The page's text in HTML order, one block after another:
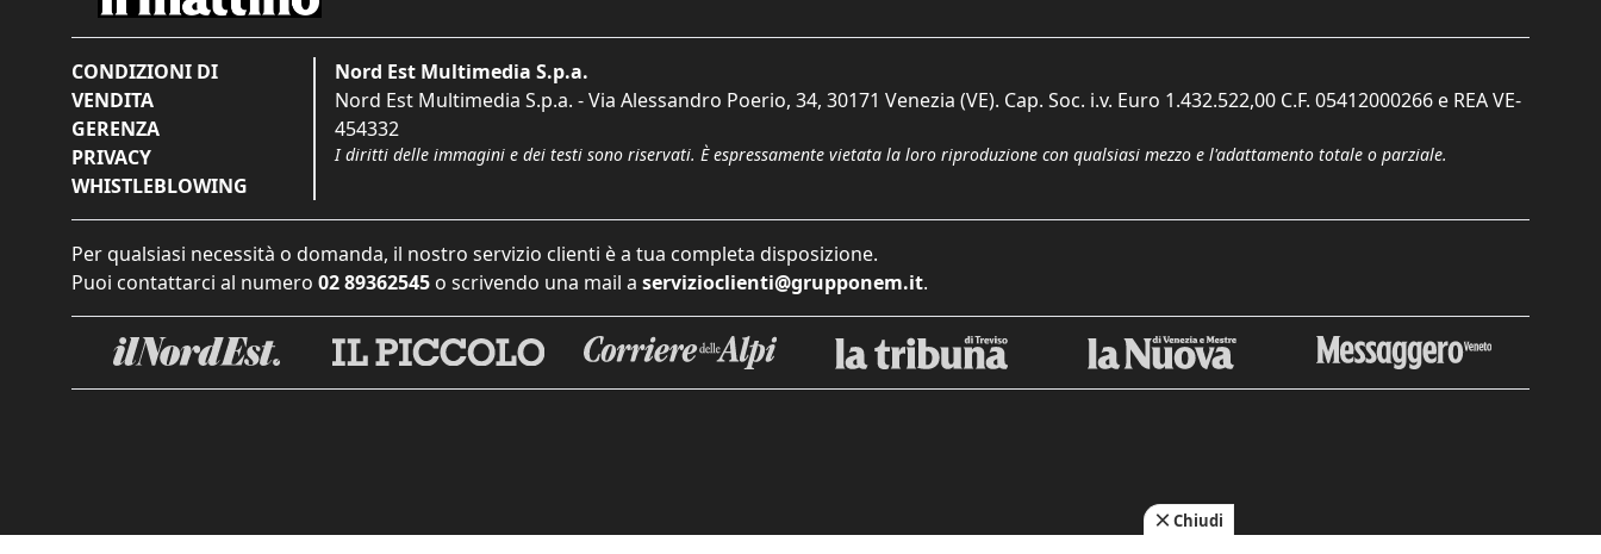
CONDIZIONI DI
VENDITA
GERENZA
PRIVACY
WHISTLEBLOWING
Nord Est Multimedia S.p.a.
Nord Est Multimedia S.p.a. - Via Alessandro Poerio, 34, 30171 Venezia (VE). Cap. Soc. i.v. Euro 1.432.522,00 C.F. 05412000266 e REA VE-
454332
I diritti delle immagini e dei testi sono riservati. È espressamente vietata la loro riproduzione con qualsiasi mezzo e l'adattamento totale o parziale.
Per qualsiasi necessità o domanda, il nostro servizio clienti è a tua completa disposizione.
Puoi contattarci al numero 02 89362545 o scrivendo una mail a servizioclienti@grupponem.it.
Chiudi